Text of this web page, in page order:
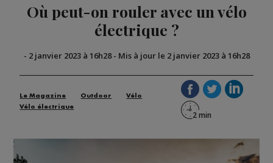
Où peut-on rouler avec un vélo
électrique ?
- 2 janvier 2023 à 16h28- Mis à jour le 2 janvier 2023 à 16h28
Le Magazine Outdoor
Vélo
Vélo électrique